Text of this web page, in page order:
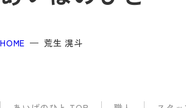
HOME 荒生 滉斗